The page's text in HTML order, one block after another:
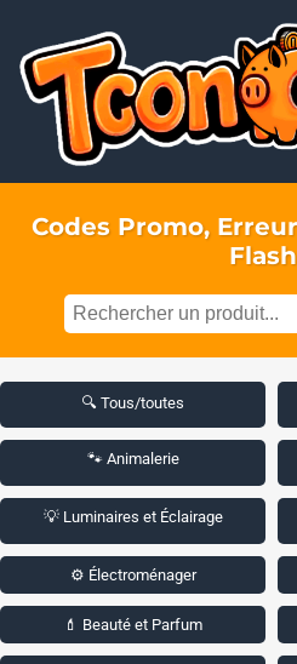
Codes Promo,
🔍 Tous/toutes
🐾 Animalerie
💡 Luminaires et Éclairage
⚙️ Électroménager
💄 Beauté et Parfum